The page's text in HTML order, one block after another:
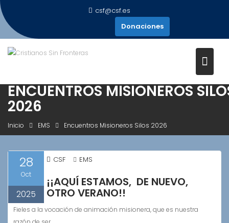
Saltar
al
contenido
csf@csf.es
Donaciones
ENCUENTROS MISIONEROS
2026
Inicio EMS Encuentros Misioneros Silos 2026
28
Oct
2025
CSF EMS
¡¡AQUÍ ESTAMOS, DE NUEVO,
OTRO VERANO!!
Fieles a la vocación de animación misionera, que es nuestra